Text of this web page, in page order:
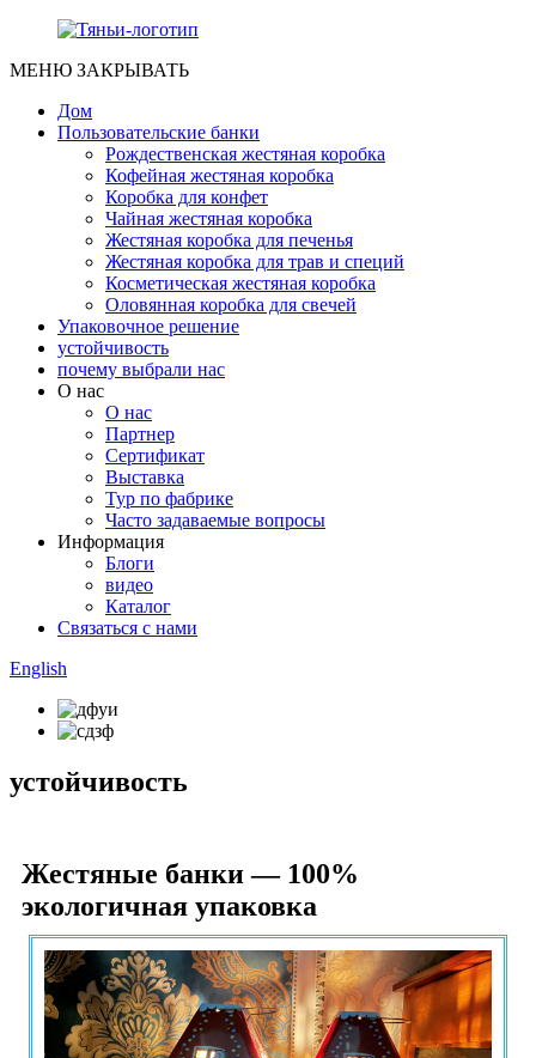
МЕНЮ ЗАКРЫВАТЬ
Дом
Пользовательские банки
Рождественская жестяная коробка
Кофейная жестяная коробка
Коробка для конфет
Чайная жестяная коробка
Жестяная коробка для печенья
Жестяная коробка для трав и специй
Косметическая жестяная коробка
Оловянная коробка для свечей
Упаковочное решение
устойчивость
почему выбрали нас
О нас
О нас
Партнер
Сертификат
Выставка
Тур по фабрике
Часто задаваемые вопросы
Информация
Блоги
видео
Каталог
Связаться с нами
English
устойчивость
Жестяные банки — 100%
экологичная упаковка